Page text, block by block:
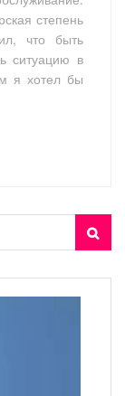
степень
что быть
ситуацию в
я хотел бы